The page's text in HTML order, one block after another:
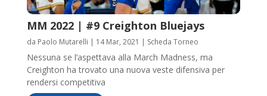
MM 2022 | #9 Creighton Bluejays
da Paolo Mutarelli | 14 Mar, 2021 | Scheda Torneo
Nessuna se l’aspettava alla March Madness, ma
Creighton ha trovato una nuova veste difensiva per
rendersi competitiva